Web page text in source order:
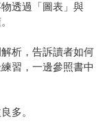
透過「圖表」與
析，告訴讀者如何
習，一邊參照書中
多。